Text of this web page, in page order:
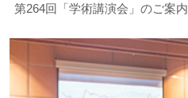
第264回「学術講演会」のご案内